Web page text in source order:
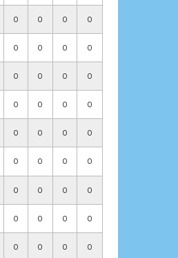
0 0 0 0
0 0 0 0
0 0 0 0
0 0 0 0
0 0 0 0
0 0 0 0
0 0 0 0
0 0 0 0
0 0 0 0